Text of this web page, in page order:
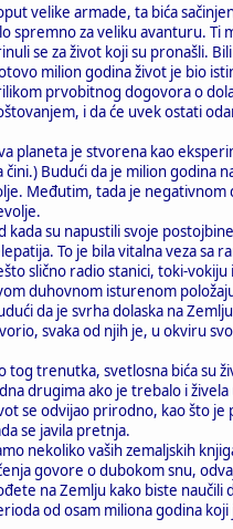
velike armade, ta bića
spremno za veliku avanturu. Ti
se za život koji su pronašli.
milion godina život je bio
prvobitnog dogovora o
i da će uvek ostati
planeta je stvorena kao
čini.) Budući da je milion godina
Međutim, tada je negativnom
kada su napustili svoje
To je bila vitalna veza sa
slično radio stanici, toki-vokiju
duhovnom isturenom
da je svrha dolaska na
svaka od njih je, u okviru
tog trenutka, svetlosna bića su
drugima ako je trebalo i
se odvijao prirodno, kao što je
se javila pretnja.
nekoliko vaših zemaljskih
govore o dubokom snu,
na Zemlju kako biste naučili
od osam miliona godina